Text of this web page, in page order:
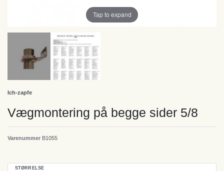
Tap to expand
Ich-zapfe
Vægmontering på begge sider 5/8
Varenummer B1055
STØRRELSE